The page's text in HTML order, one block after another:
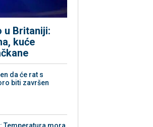
u Britaniji:
kuće
da će rat s
biti završen